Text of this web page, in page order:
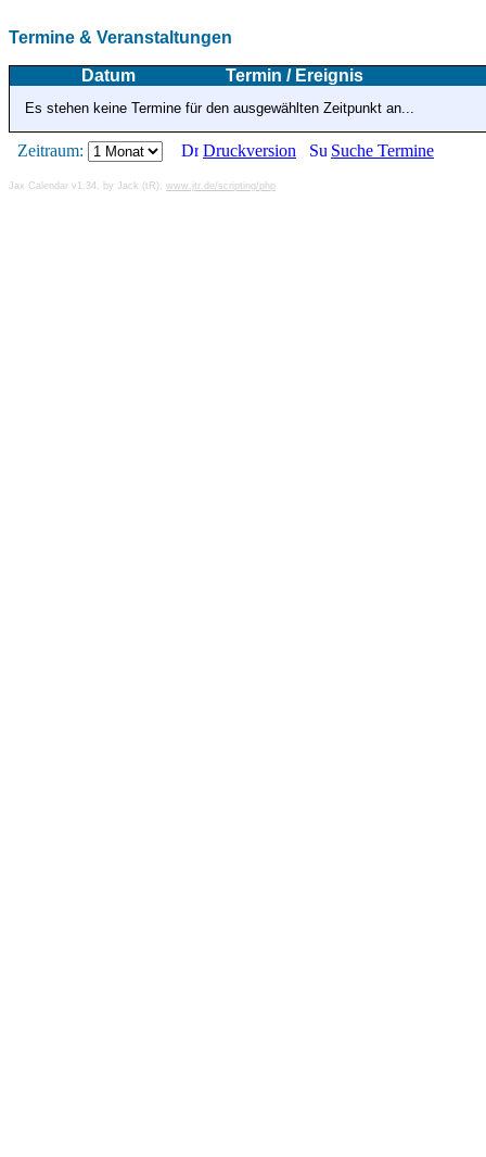
Termine & Veranstaltungen
Datum Termin / Ereignis
Es stehen keine Termine für den ausgewählten Zeitpunkt an...
Zeitraum: Druckversion Suche Termine
Jax Calendar v1.34, by Jack (tR), www.jtr.de/scripting/php